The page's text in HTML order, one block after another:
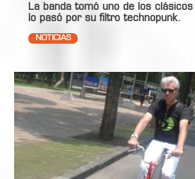
La banda tomó uno de los
lo pasó por su filtro technopunk.
NOTICIAS